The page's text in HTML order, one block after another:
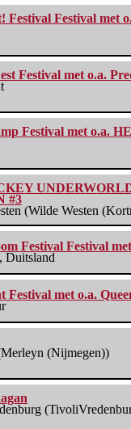
Festival Festival met
Festival met o.a.
Festival met o.a.
#3
(Wilde Westen
Festival Festival
Duitsland
Festival met o.a.
(Nijmegen))